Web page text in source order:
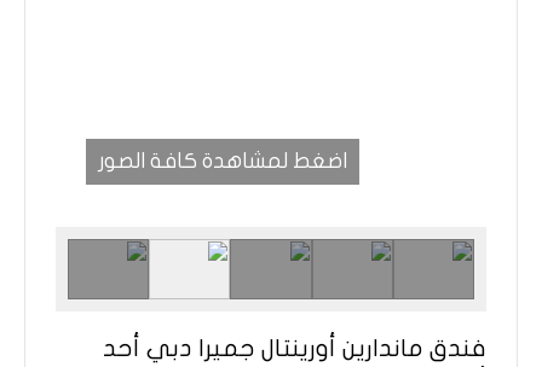
اضغط لمشاهدة كافة الصور
فندق ماندارين أورينتال جميرا دبي أحد